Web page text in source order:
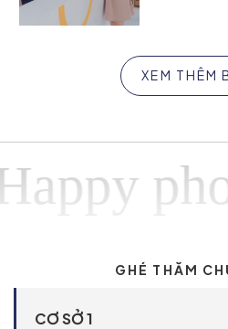
XEM THÊM
GHÉ THĂM
CƠ SỞ 1